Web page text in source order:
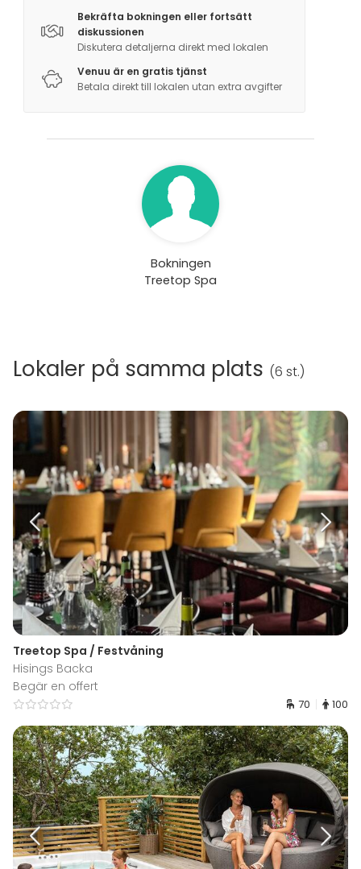
Bekräfta bokningen eller fortsätt
diskussionen
Diskutera detaljerna direkt med lokalen
Venuu är en gratis tjänst
Betala direkt till lokalen utan extra avgifter
Bokningen
Treetop Spa
Lokaler på samma plats (6 st.)
Treetop Spa / Festvåning
Hisings Backa
Begär en offert
70 100